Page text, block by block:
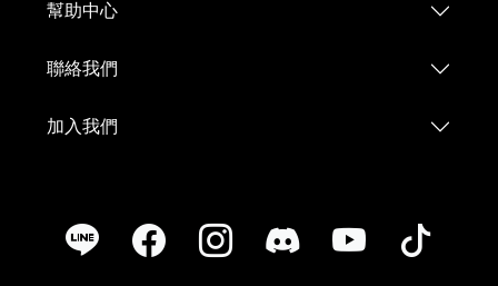
幫助中心
聯絡我們
加入我們